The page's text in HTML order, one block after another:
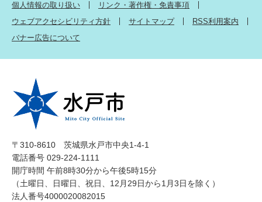
個人情報の取り扱い
リンク・著作権・免責事項
ウェブアクセシビリティ方針
サイトマップ
RSS利用案内
バナー広告について
〒310-8610 茨城県水戸市中央1-4-1
電話番号 029-224-1111
開庁時間 午前8時30分から午後5時15分
（土曜日、日曜日、祝日、12月29日から1月3日を除く）
法人番号4000020082015